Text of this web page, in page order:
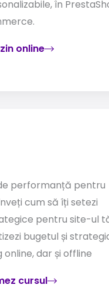
în
online
performanță pentru
cum să îți setezi
pentru site-ul
bugetul și
dar și offline
cursul